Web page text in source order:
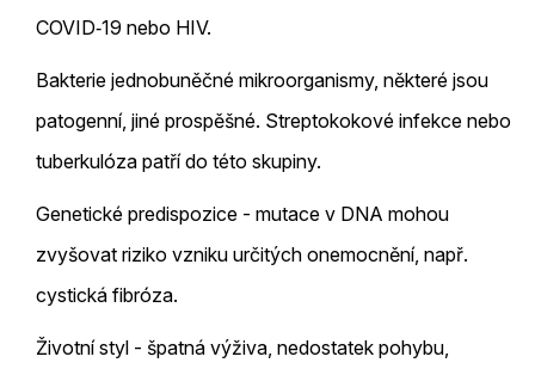
COVID‑19 nebo HIV.
Bakterie jednobuněčné mikroorganismy, některé jsou
patogenní, jiné prospěšné. Streptokokové infekce nebo
tuberkulóza patří do této skupiny.
Genetické predispozice - mutace v DNA mohou
zvyšovat riziko vzniku určitých onemocnění, např.
cystická fibróza.
Životní styl - špatná výživa, nedostatek pohybu,